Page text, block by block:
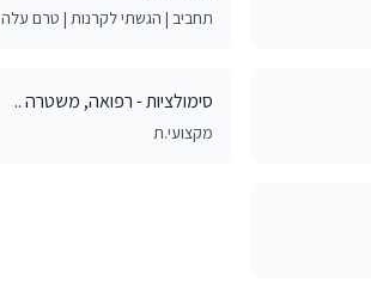
תחביב | הגשתי לקרנות | טרם עלה
סימולציות - רפואה, משטרה ..
מקצועי.ת